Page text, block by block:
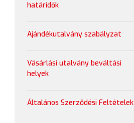
határidők
Ajándékutalvány szabályzat
Vásárlási utalvány beváltási
helyek
Általános Szerződési Feltételek